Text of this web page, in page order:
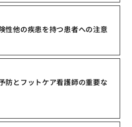
性他の疾患を持つ患者への注意
防とフットケア看護師の重要な